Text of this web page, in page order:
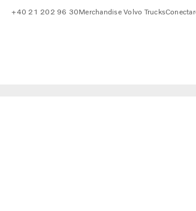
+40 21 202 96 30Merchandise Volvo Trucks